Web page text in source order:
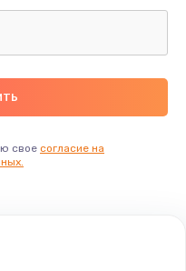
свое согласие на